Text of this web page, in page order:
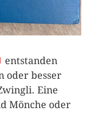
entstanden
oder besser
Eine
Mönche oder